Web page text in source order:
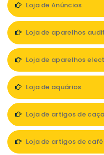
Loja de Anúncios
Loja de aparelhos
Loja de aparelhos
Loja de aquários
Loja de artigos de
Loja de artigos de café